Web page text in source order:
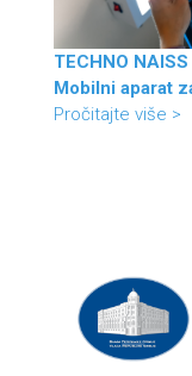
TECHNO NAISS
Mobilni aparat
Pročitajte više >